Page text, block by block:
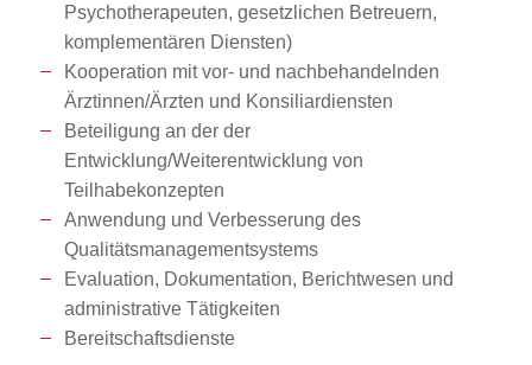
Psychotherapeuten, gesetzlichen Betreuern,
komplementären Diensten)
Kooperation mit vor- und nachbehandelnden
Ärztinnen/Ärzten und Konsiliardiensten
Beteiligung an der der
Entwicklung/Weiterentwicklung von
Teilhabekonzepten
Anwendung und Verbesserung des
Qualitätsmanagementsystems
Evaluation, Dokumentation, Berichtwesen und
administrative Tätigkeiten
Bereitschaftsdienste